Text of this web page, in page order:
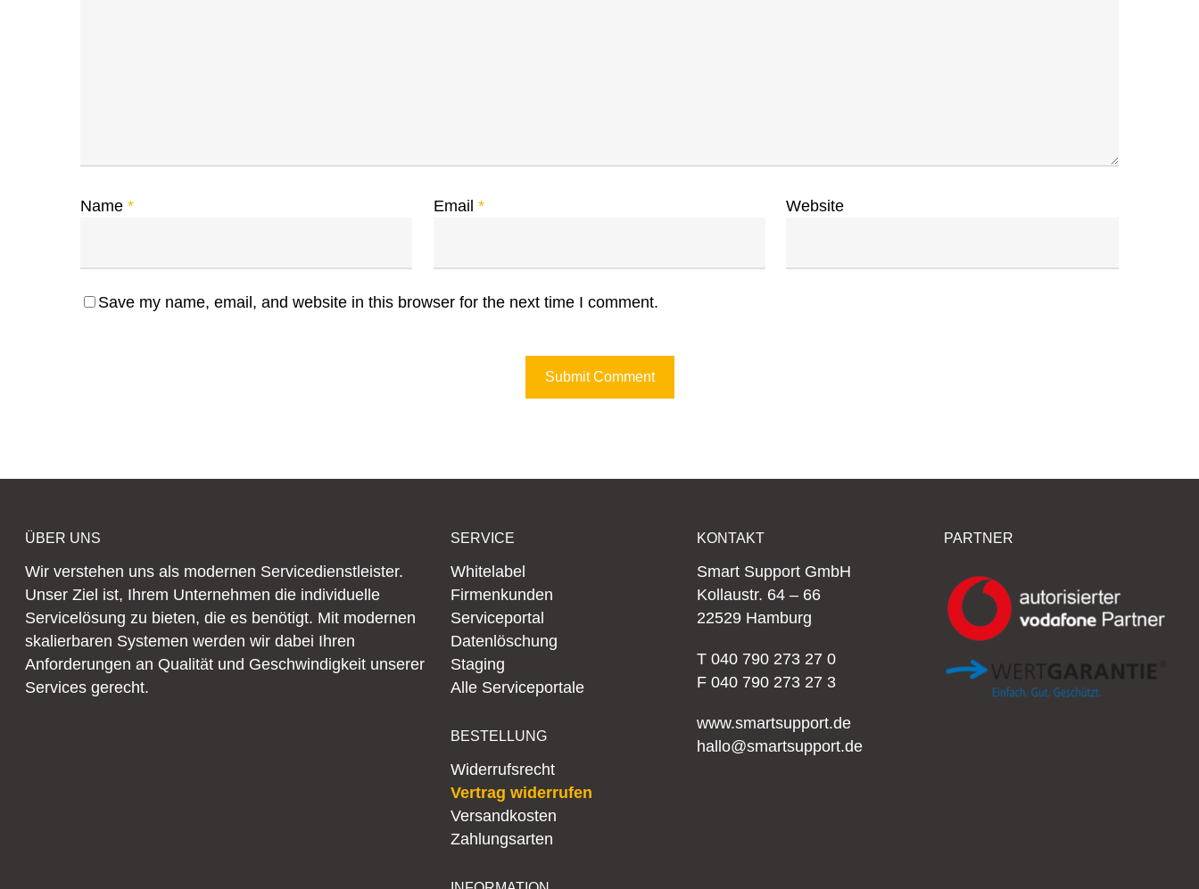
Name * Email * Website
Save my name, email, and website in this browser for the next time I comment.
ÜBER UNS
Wir verstehen uns als modernen Servicedienstleister.
Unser Ziel ist, Ihrem Unternehmen die individuelle
Servicelösung zu bieten, die es benötigt. Mit modernen
skalierbaren Systemen werden wir dabei Ihren
Anforderungen an Qualität und Geschwindigkeit unserer
Services gerecht.
SERVICE
Whitelabel
Firmenkunden
Serviceportal
Datenlöschung
Staging
Alle Serviceportale
BESTELLUNG
Widerrufsrecht
Vertrag widerrufen
Versandkosten
Zahlungsarten
KONTAKT
Smart Support GmbH
Kollaustr. 64 – 66
22529 Hamburg
T 040 790 273 27 0
F 040 790 273 27 3
www.smartsupport.de
hallo@smartsupport.de
PARTNER